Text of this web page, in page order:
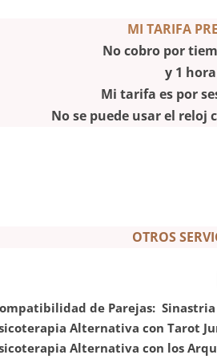
MI TARIFA
No cobro por
y 1
Mi tarifa es por
No se puede usar el reloj
OTROS
de Parejas: Sinastria
Alternativa con Tarot
Alternativa con los